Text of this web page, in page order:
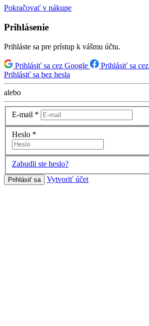
Pokračovať v nákupe
Prihlásenie
Prihláste sa pre prístup k vášmu účtu.
Prihlásiť sa cez Google
Prihlásiť sa
Prihlásiť sa bez hesla
alebo
E-mail *
Heslo *
Zabudli ste heslo?
Prihlásiť sa Vytvoriť účet